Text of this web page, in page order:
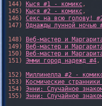
144)
Кыся #1 - комикс,
145)
Кыся #2 - комикс,
146) Секс на всю голову!
147) Однажды лунной ночью
148)
Веб-мастер и
149)
Веб-мастер и
150)
Веб-мастер и
151) Эмми город надежд #4,
152) Миллинелла #2 -
153)
Космические
154) Энни: Случайное
155) Энни: Случайное